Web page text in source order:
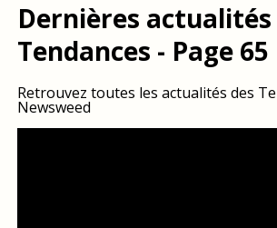
Dernières actualités
Tendances - Page 65
Retrouvez toutes les actualités des
Newsweed